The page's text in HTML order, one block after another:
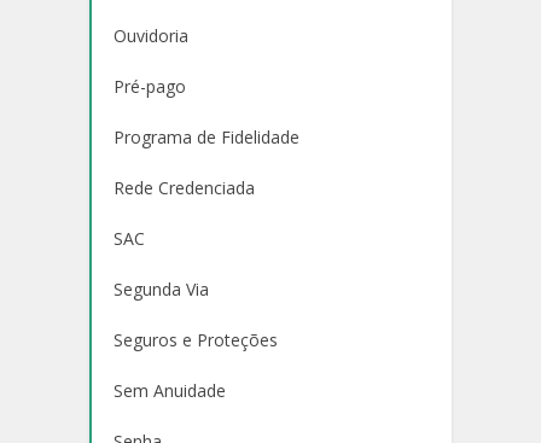
Ouvidoria
Pré-pago
Programa de Fidelidade
Rede Credenciada
SAC
Segunda Via
Seguros e Proteções
Sem Anuidade